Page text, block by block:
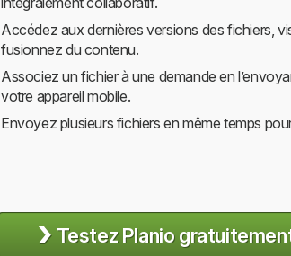
Accédez aux dernières versions des fichiers,
fusionnez du contenu.
Associez un fichier à une demande en
votre appareil mobile.
Envoyez plusieurs fichiers en même temps
› Testez Planio